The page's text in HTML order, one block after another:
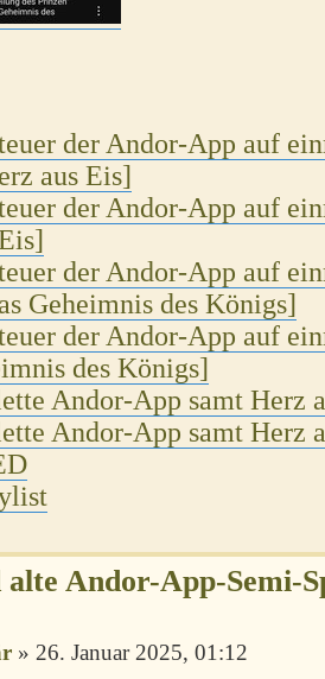
der Andor-App auf
aus Eis]
der Andor-App auf
der Andor-App auf
Geheimnis des Königs]
der Andor-App auf
des Königs]
Andor-App samt Herz
Andor-App samt Herz
alte Andor-App-Semi-
» 26. Januar 2025, 01:12